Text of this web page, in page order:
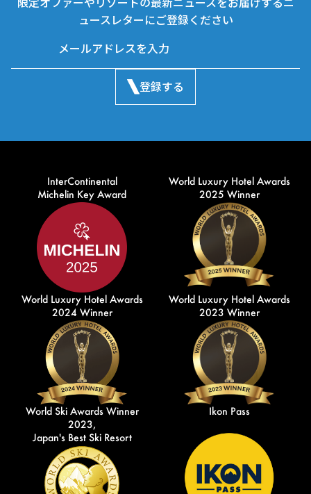
ュースレターにご登録ください
登録する
InterContinental
Michelin Key Award
World Luxury Hotel Awards
2025 Winner
World Luxury Hotel Awards
2024 Winner
World Luxury Hotel Awards
2023 Winner
World Ski Awards Winner
2023,
Japan's Best Ski Resort
Ikon Pass